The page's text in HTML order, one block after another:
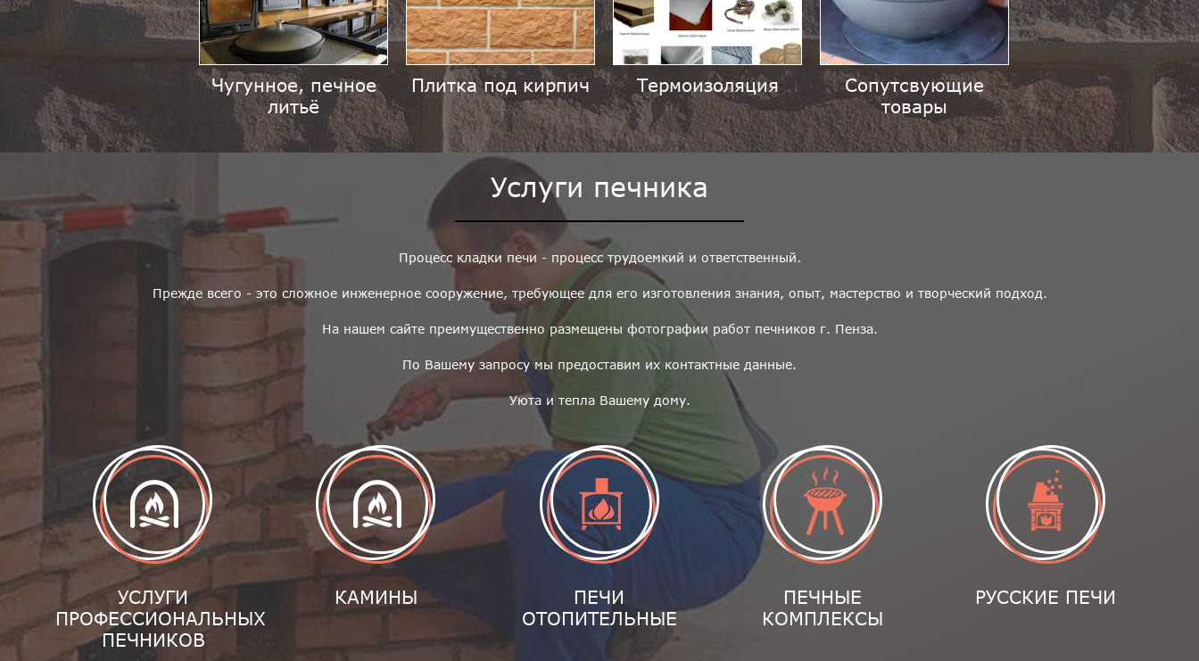
Чугунное, печное
литьё
Плитка под кирпич Термоизоляция
Сопутсвующие
товары
Услуги печника
Процесс кладки печи - процесс трудоемкий и ответственный.
Прежде всего - это сложное инженерное сооружение, требующее для его изготовления знания, опыт, мастерство и творческий подход.
На нашем сайте преимущественно размещены фотографии работ печников г. Пенза.
По Вашему запросу мы предоставим их контактные данные.
Уюта и тепла Вашему дому.
УСЛУГИ
ПРОФЕССИОНАЛЬНЫХ
ПЕЧНИКОВ
КАМИНЫ
ПЕЧИ
ОТОПИТЕЛЬНЫЕ
ПЕЧНЫЕ
КОМПЛЕКСЫ
РУССКИЕ ПЕЧИ